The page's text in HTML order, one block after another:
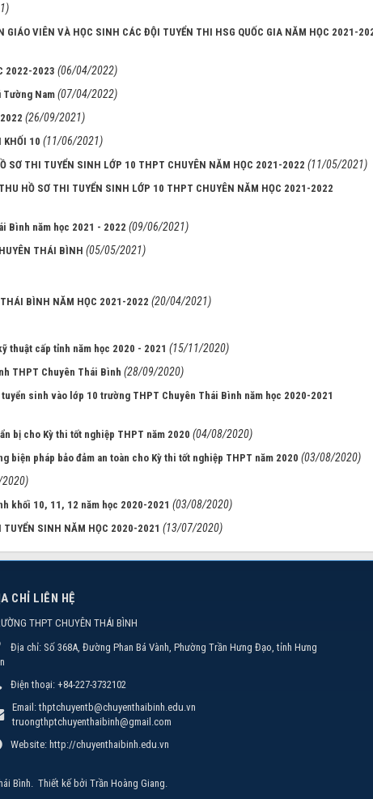
GIÁO VIÊN VÀ HỌC SINH CÁC ĐỘI TUYỂN THI HSG QUỐC GIA NĂM HỌC 2021-
2022-2023 (06/04/2022)
Tường Nam (07/04/2022)
(26/09/2021)
KHỐI 10 (11/06/2021)
SƠ THI TUYỂN SINH LỚP 10 THPT CHUYÊN NĂM HỌC 2021-2022 (11/05/2021)
HỒ SƠ THI TUYỂN SINH LỚP 10 THPT CHUYÊN NĂM HỌC 2021-2022
Bình năm học 2021 - 2022 (09/06/2021)
THÁI BÌNH (05/05/2021)
BÌNH NĂM HỌC 2021-2022 (20/04/2021)
thuật cấp tỉnh năm học 2020 - 2021 (15/11/2020)
THPT Chuyên Thái Bình (28/09/2020)
sinh vào lớp 10 trường THPT Chuyên Thái Bình năm học 2020-2021
bị cho Kỳ thi tốt nghiệp THPT năm 2020 (04/08/2020)
biện pháp bảo đảm an toàn cho Kỳ thi tốt nghiệp THPT năm 2020 (03/08/2020)
khối 10, 11, 12 năm học 2020-2021 (03/08/2020)
SINH NĂM HỌC 2020-2021 (13/07/2020)
CHỈ LIÊN HỆ
THPT CHUYÊN THÁI BÌNH
Địa chỉ: Số 368A, Đường Phan Bá Vành, Phường Trần Hưng Đạo, tỉnh Hưng
Điện thoại: +84-227-3732102
Email:thptchuyentb@chuyenthaibinh.edu.vn
truongthptchuyenthaibinh@gmail.com
Website: http://chuyenthaibinh.edu.vn
Bình. Thiết kế bởi Trần Hoàng Giang.